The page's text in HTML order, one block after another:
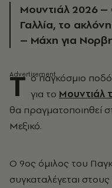
Μουντιάλ 2026 –
Γαλλία, το
– Μάχη για
Τ ο παγκόσμιο
για το Μουντιάλ
θα πραγματοποιηθεί
Μεξικό.
Ο 9ος όμιλος του
συγκαταλέγεται